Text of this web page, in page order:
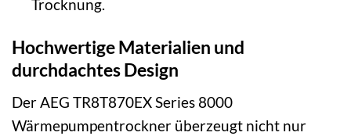
Trocknung.
Hochwertige Materialien und
durchdachtes Design
Der AEG TR8T870EX Series 8000
Wärmepumpentrockner überzeugt nicht nur